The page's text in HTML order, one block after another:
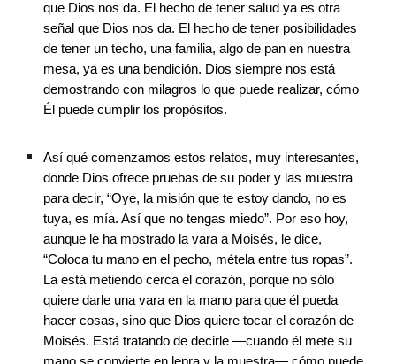
que Dios nos da. El hecho de tener salud ya es otra
señal que Dios nos da. El hecho de tener posibilidades
de tener un techo, una familia, algo de pan en nuestra
mesa, ya es una bendición. Dios siempre nos está
demostrando con milagros lo que puede realizar, cómo
Él puede cumplir los propósitos.
Así qué comenzamos estos relatos, muy interesantes,
donde Dios ofrece pruebas de su poder y las muestra
para decir, “Oye, la misión que te estoy dando, no es
tuya, es mía. Así que no tengas miedo”. Por eso hoy,
aunque le ha mostrado la vara a Moisés, le dice,
“Coloca tu mano en el pecho, métela entre tus ropas”.
La está metiendo cerca el corazón, porque no sólo
quiere darle una vara en la mano para que él pueda
hacer cosas, sino que Dios quiere tocar el corazón de
Moisés. Está tratando de decirle —cuando él mete su